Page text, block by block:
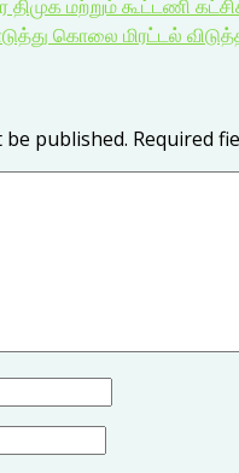
கொலை மிரட்டல்
published. Required